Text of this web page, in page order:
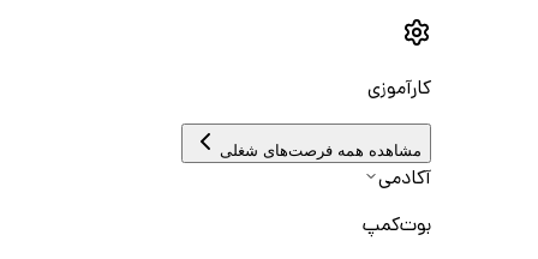
کارآموزی
مشاهده همه فرصت‌های شغلی
آکادمی
بوت‌کمپ